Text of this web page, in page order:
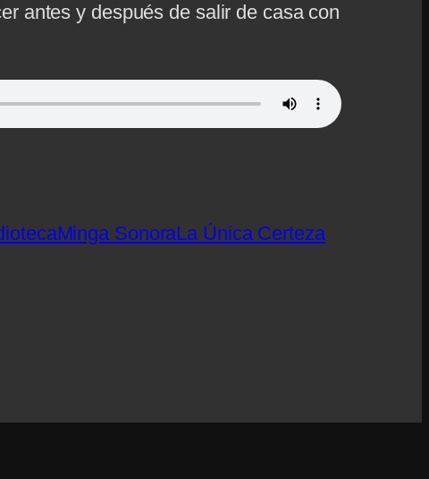
antes y después de salir de casa con
Minga SonoraLa Única Certeza